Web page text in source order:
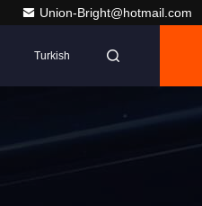
Union-Bright@hotmail.com
Turkish